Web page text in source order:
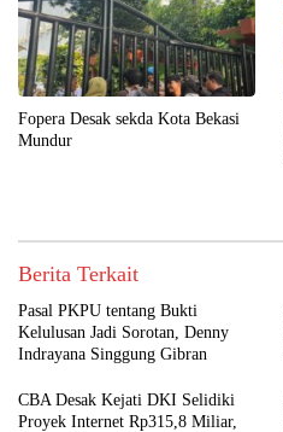
Fopera Desak sekda Kota Bekasi
Mundur
Berita Terkait
Pasal PKPU tentang Bukti
Kelulusan Jadi Sorotan, Denny
Indrayana Singgung Gibran
CBA Desak Kejati DKI Selidiki
Proyek Internet Rp315,8 Miliar,